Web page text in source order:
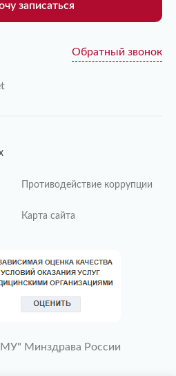
записаться
Обратный звонок
Противодействие коррупции
Карта сайта
Минздрава России